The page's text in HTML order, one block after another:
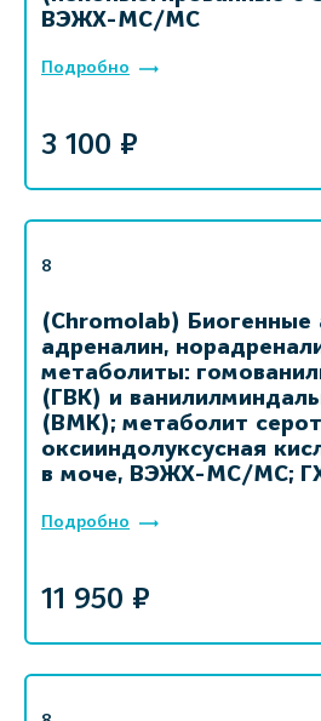
ВЭЖХ-МС/МС
Подробно
3 100 ₽
8
(Chromolab) Биогенные
адреналин,
метаболиты:
(ГВК) и
(ВМК); метаболит
оксииндолуксусная
в моче, ВЭЖХ-МС/МС;
Подробно
11 950 ₽